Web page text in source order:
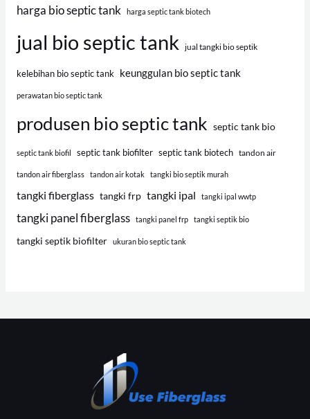
harga bio septic tank harga septic tank biotech
jual bio septic tank jual tangki bio septik
kelebihan bio septic tank keunggulan bio septic tank
perawatan bio septic tank
produsen bio septic tank septic tank bio
septic tank biofil septic tank biofilter septic tank biotech tandon air
tandon air fiberglass tandon air kotak tangki bio septik murah
tangki fiberglass tangki frp tangki ipal tangki ipal wwtp
tangki panel fiberglass tangki panel frp tangki septik bio
tangki septik biofilter ukuran bio septic tank